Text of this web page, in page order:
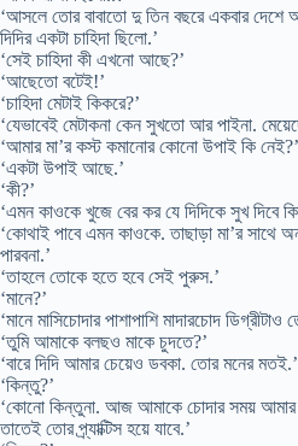
‘আসলে তোর বাবাতো দু তিন বছরে একবার দেশে
দিদির একটা চাহিদা ছিলো.’
‘সেই চাহিদা কী এখনো আছে?’
‘আছেতো বটেই!’
‘চাহিদা মেটাই কিকরে?’
‘যেভাবেই মেটাকনা কেন সুখতো আর পাইনা.
‘আমার মা’র কস্ট কমানোর কোনো উপাই কি নেই?’
‘একটা উপাই আছে.’
‘কী?’
‘এমন কাওকে খুজে বের কর যে দিদিকে সুখ দিবে
‘কোথাই পাবে এমন কাওকে. তাছাড়া মা’র সাথে
পারবনা.’
‘তাহলে তোকে হতে হবে সেই পুরুস.’
‘মানে?’
‘মানে মাসিচোদার পাশাপাশি মাদারচোদ
‘তুমি আমাকে বলছও মাকে চুদতে?’
‘বারে দিদি আমার চেয়েও ডবকা. তোর মনের মতই.’
‘কিন্তু?’
‘কোনো কিন্তুনা. আজ আমাকে চোদার সময় আমার
তাতেই তোর প্র্যাক্টিস হয়ে যাবে.’